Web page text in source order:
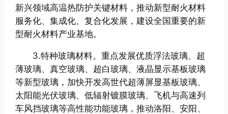
新兴领域高温热防护关键材料，推动新型耐火材料
服务化、集成化、复合化发展，建设全国重要的新
型耐火材料产业基地。
3.特种玻璃材料。重点发展优质浮法玻璃、超
薄玻璃、真空玻璃、超白玻璃、液晶显示基板玻璃
等新型玻璃，加快开发高世代超薄屏显基板玻璃、
太阳能光伏玻璃、低辐射镀膜玻璃、飞机与高速列
车风挡玻璃等高性能功能玻璃，推动洛阳、安阳、